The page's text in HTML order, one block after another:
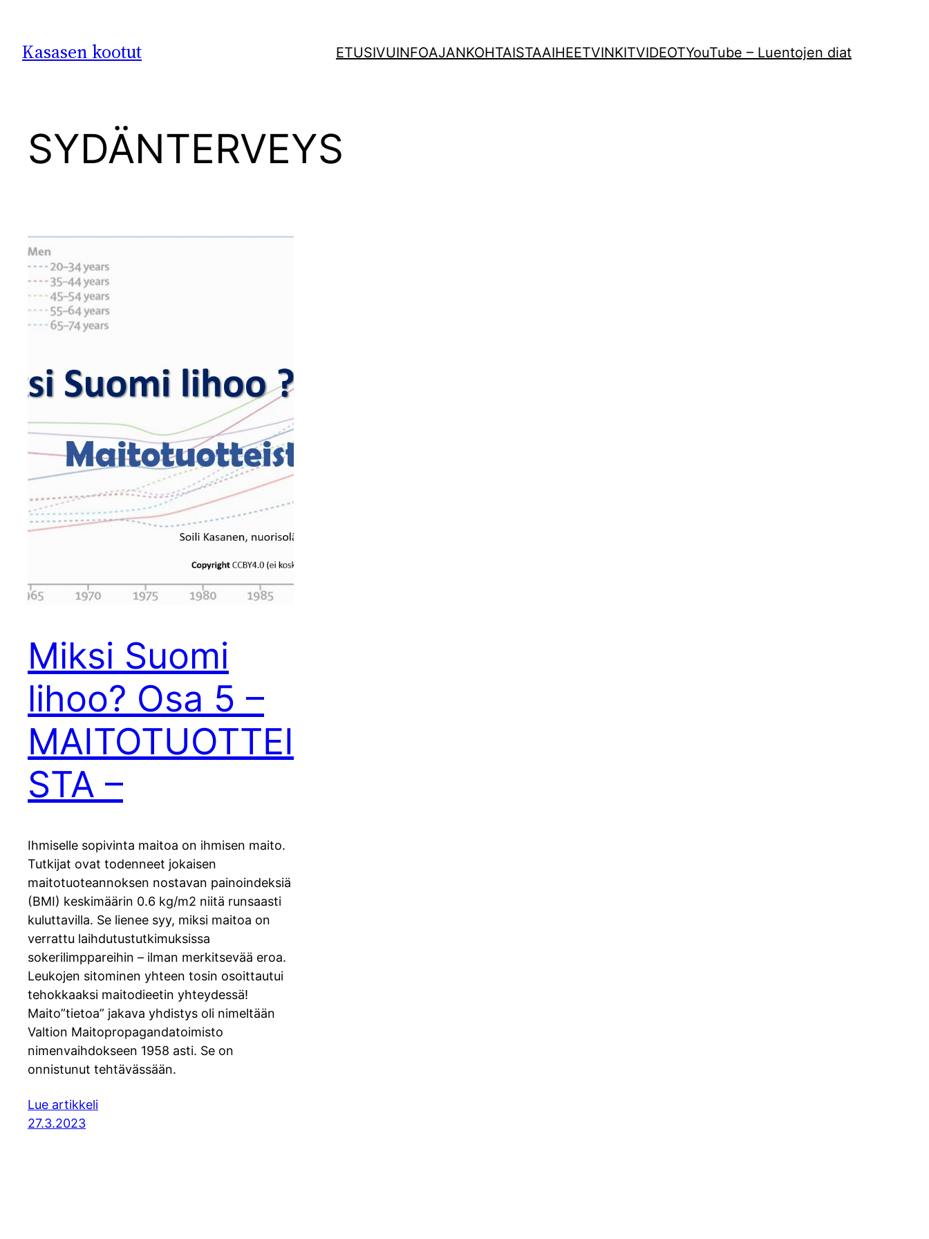
Kasasen kootut ETUSIVUINFOAJANKOHTAISTAAIHEETVINKITVIDEOTYouTube – Luentojen diat
SYDÄNTERVEYS
Miksi Suomi
lihoo? Osa 5 –
MAITOTUOTTEI
STA –
Ihmiselle sopivinta maitoa on ihmisen maito.
Tutkijat ovat todenneet jokaisen
maitotuoteannoksen nostavan painoindeksiä
(BMI) keskimäärin 0.6 kg/m2 niitä runsaasti
kuluttavilla. Se lienee syy, miksi maitoa on
verrattu laihdutustutkimuksissa
sokerilimppareihin – ilman merkitsevää eroa.
Leukojen sitominen yhteen tosin osoittautui
tehokkaaksi maitodieetin yhteydessä!
Maito”tietoa” jakava yhdistys oli nimeltään
Valtion Maitopropagandatoimisto
nimenvaihdokseen 1958 asti. Se on
onnistunut tehtävässään.
Lue artikkeli
27.3.2023